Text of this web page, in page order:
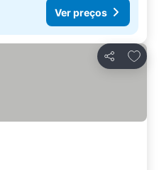
Ver preços
Partilhar